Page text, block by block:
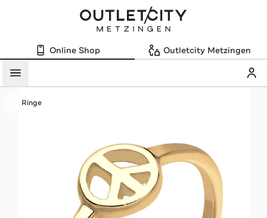
Online Shop Outletcity Metzingen
Menü
Ringe